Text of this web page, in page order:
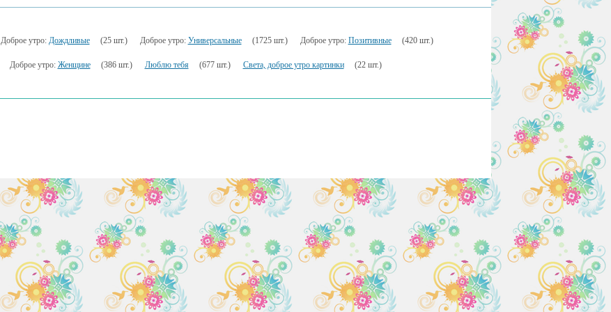
Доброе утро: Дождливые (25 шт.) Доброе утро: Универсальные (1725 шт.) Доброе утро: Позитивные (420 шт.)
Доброе утро: Женщине (386 шт.) Люблю тебя (677 шт.) Света, доброе утро картинки (22 шт.)